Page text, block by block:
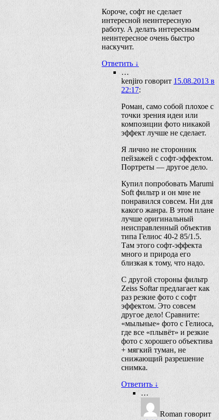
Короче, софт не сделает
интересной неинтересную
работу. А делать интересным
неинтересное очень быстро
наскучит.
Ответить ↓
…
kenjiro говорит 15.08.2013 в
22:17:
Роман, само собой плохое с
точки зрения идеи или
композиции фото никакой
эффект лучше не сделает.
Я лично не сторонник
пейзажей с софт-эффектом.
Портреты — другое дело.
Купил попробовать Marumi
Soft фильтр и он мне не
понравился совсем. Ни для
какого жанра. В этом плане
лучше оригинальный
неисправленный объектив
типа Гелиос 40-2 85/1.5.
Там этого софт-эффекта
много и природа его
близкая к тому, что надо.
С другой стороны фильтр
Zeiss Softar предлагает как
раз резкие фото с софт
эффектом. Это совсем
другое дело! Сравните:
«мыльные» фото с Гелиоса,
где все «плывёт» и резкие
фото с хорошего объектива
+ мягкий туман, не
снижающий разрешение
снимка.
Ответить ↓
…
Roman говорит